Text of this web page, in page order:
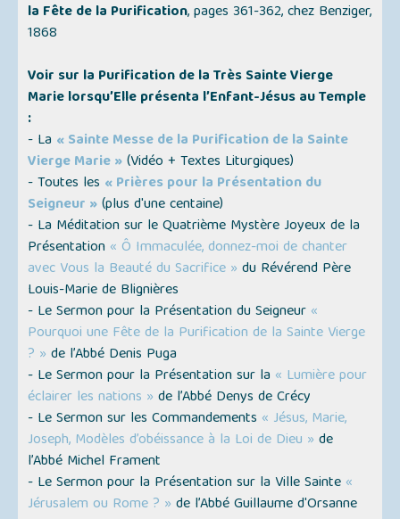
la Fête de la Purification, pages 361-362, chez Benziger,
1868
Voir sur la Purification de la Très Sainte Vierge
Marie lorsqu’Elle présenta l’Enfant-Jésus au Temple
:
- La « Sainte Messe de la Purification de la Sainte
Vierge Marie »(Vidéo + Textes Liturgiques)
- Toutes les « Prières pour la Présentation du
Seigneur »(plus d'une centaine)
- La Méditation sur le Quatrième Mystère Joyeux de la
Présentation « Ô Immaculée, donnez-moi de chanter
avec Vous la Beauté du Sacrifice » du Révérend Père
Louis-Marie de Blignières
- Le Sermon pour la Présentation du Seigneur «
Pourquoi une Fête de la Purification de la Sainte Vierge
? » de l’Abbé Denis Puga
- Le Sermon pour la Présentation sur la « Lumière pour
éclairer les nations » de l’Abbé Denys de Crécy
- Le Sermon sur les Commandements « Jésus, Marie,
Joseph, Modèles d’obéissance à la Loi de Dieu » de
l’Abbé Michel Frament
- Le Sermon pour la Présentation sur la Ville Sainte «
Jérusalem ou Rome ? » de l’Abbé Guillaume d'Orsanne